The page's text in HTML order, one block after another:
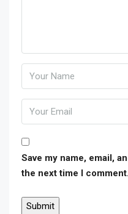
Save my name, email,
the next time I comment.